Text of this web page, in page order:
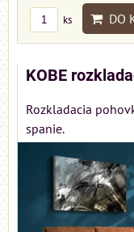
ks DO
KOBE
Rozkladacia
spanie.